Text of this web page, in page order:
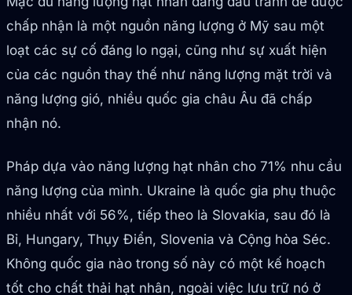
chấp nhận là một nguồn năng lượng ở Mỹ sau một
loạt các sự cố đáng lo ngại, cũng như sự xuất hiện
của các nguồn thay thế như năng lượng mặt trời và
năng lượng gió, nhiều quốc gia châu Âu đã chấp
nhận nó.
Pháp dựa vào năng lượng hạt nhân cho 71% nhu cầu
năng lượng của mình. Ukraine là quốc gia phụ thuộc
nhiều nhất với 56%, tiếp theo là Slovakia, sau đó là
Bỉ, Hungary, Thụy Điển, Slovenia và Cộng hòa Séc.
Không quốc gia nào trong số này có một kế hoạch
tốt cho chất thải hạt nhân, ngoài việc lưu trữ nó ở